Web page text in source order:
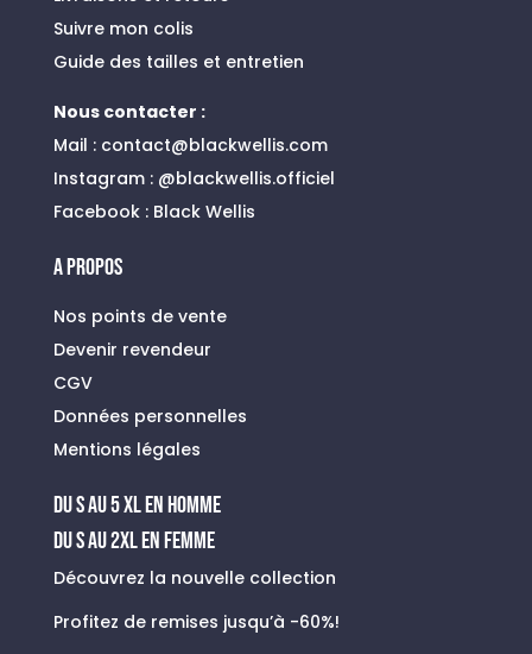
Suivre mon colis
Guide des tailles et entretien
Nous contacter :
Mail : contact@blackwellis.com
Instagram :@blackwellis.officiel
Facebook : Black Wellis
A PROPOS
Nos points de vente
Devenir revendeur
CGV
Données personnelles
Mentions légales
du s au 5 xl en homme
Du S au 2XL en FEMME
Découvrez la nouvelle collection
Profitez de remises jusqu’à -60%!